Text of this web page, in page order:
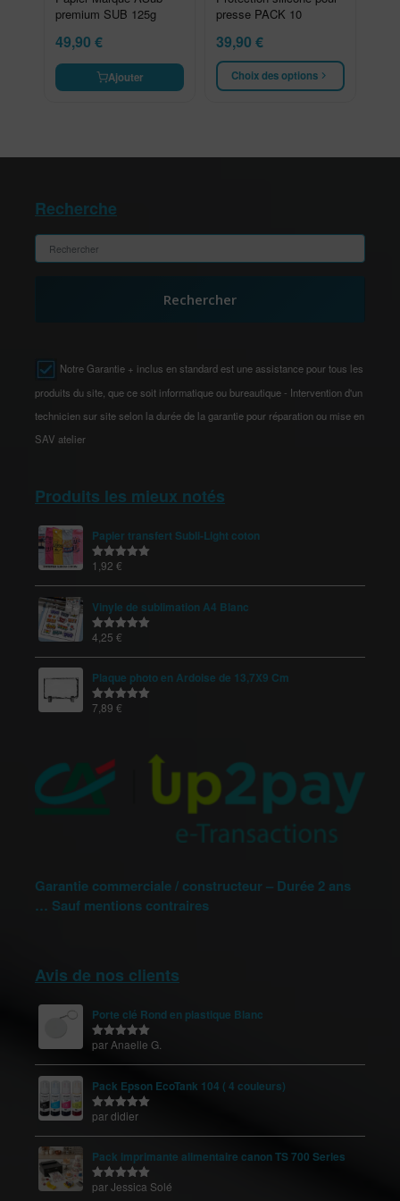
premium SUB 125g
49,90 €
Ajouter
presse PACK 10
39,90 €
Choix des options
Recherche
Rechercher
Notre Garantie + inclus en standard est une assistance pour tous les
produits du site, que ce soit informatique ou bureautique - Intervention d'un
technicien sur site selon la durée de la garantie pour réparation ou mise en
SAV atelier
Produits les mieux notés
Papier transfert Subli-Light coton
Note5.00
1,92 €
Vinyle de sublimation A4 Blanc
Note5.00
4,25 €
Plaque photo en Ardoise de 13,7X9 Cm
Note5.00
7,89 €
Garantie commerciale / constructeur – Durée 2 ans
… Sauf mentions contraires
Avis de nos clients
Porte clé Rond en plastique Blanc
Note5sur
par Anaelle G.
Pack Epson EcoTank 104 ( 4 couleurs)
Note 5sur
par didier
Pack imprimante alimentaire canon TS 700 Series
Note5sur
par Jessica Solé